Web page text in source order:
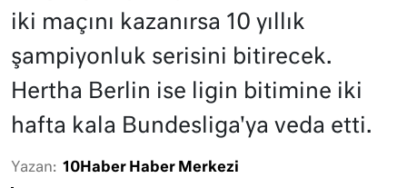
iki maçını kazanırsa 10 yıllık
şampiyonluk serisini bitirecek.
Hertha Berlin ise ligin bitimine iki
hafta kala Bundesliga'ya veda etti.
Yazan: 10Haber Haber Merkezi